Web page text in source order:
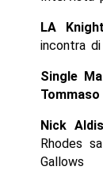
LA Knight
incontra
Single
Nick
Rhodes
Gallows